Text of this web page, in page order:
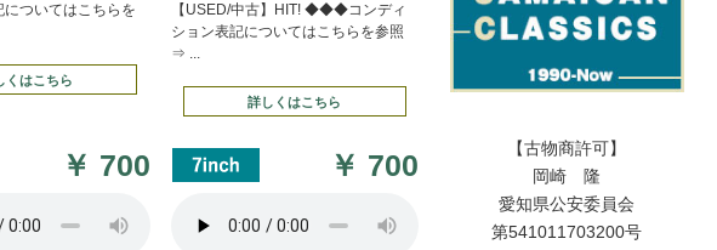
ついてはこちらを
くはこちら
￥ 700
【USED/中古】HIT! ◆◆◆コンディ
ション表記についてはこちらを参照
⇒ ...
詳しくはこちら
￥ 700
【古物商許可】
岡崎 隆
愛知県公安委員会
第541011703200号